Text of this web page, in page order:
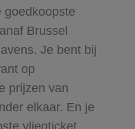
goedkoopste
Brussel
Je bent bij
op
prijzen van
elkaar. En je
vliegticket